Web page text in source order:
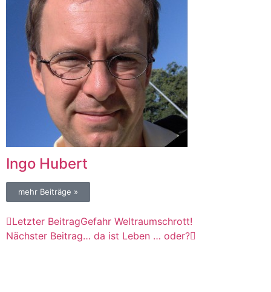
Ingo Hubert
mehr Beiträge »
Letzter BeitragGefahr Weltraumschrott!
Nächster Beitrag… da ist Leben … oder?